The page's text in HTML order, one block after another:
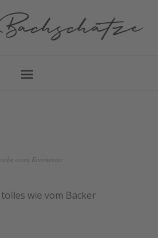
einen Kommentar
wie vom Bäcker